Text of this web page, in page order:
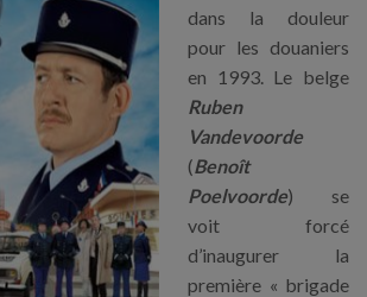
dans la douleur
pour les douaniers
en 1993. Le belge
Ruben
Vandevoorde
(Benoît
Poelvoorde) se
voit forcé
d’inaugurer la
première « brigade